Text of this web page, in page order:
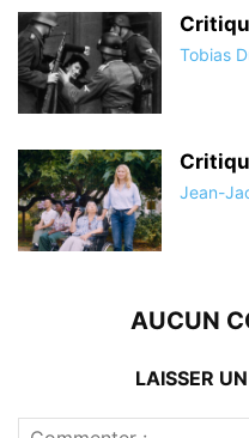
Tobias
Jean-
AUCUN
LAISSER